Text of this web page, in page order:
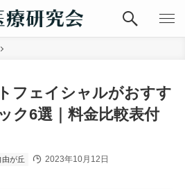
フェイシャルがおすす
ク6選｜料金比較表付
由が丘 2023年10月12日